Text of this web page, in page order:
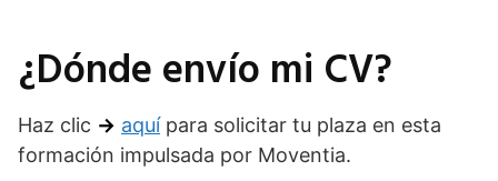
¿Dónde envío mi CV?
Haz clic → aquípara solicitar tu plaza en esta
formación impulsada por Moventia.